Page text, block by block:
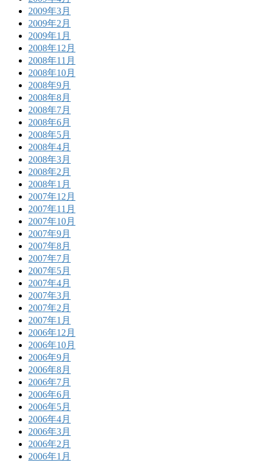
2009年3月
2009年2月
2009年1月
2008年12月
2008年11月
2008年10月
2008年9月
2008年8月
2008年7月
2008年6月
2008年5月
2008年4月
2008年3月
2008年2月
2008年1月
2007年12月
2007年11月
2007年10月
2007年9月
2007年8月
2007年7月
2007年5月
2007年4月
2007年3月
2007年2月
2007年1月
2006年12月
2006年10月
2006年9月
2006年8月
2006年7月
2006年6月
2006年5月
2006年4月
2006年3月
2006年2月
2006年1月